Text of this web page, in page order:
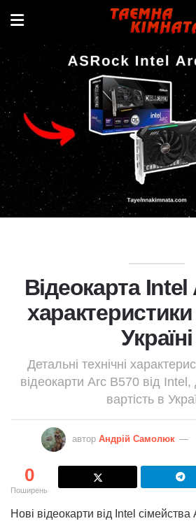
Відеокарта
характеристики
Україні
Детальні технічні
відеокарти Arc B570 від Intel,
вартість в
автор Андрій Самолюк
0
Поширень
Нові відеокарти від Intel